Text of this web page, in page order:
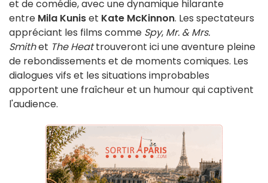
et de comédie, avec une dynamique hilarante
entre Mila Kuniset Kate McKinnon. Les spectateurs
appréciant les films comme Spy, Mr. & Mrs.
Smithet The Heattrouveront ici une aventure pleine
de rebondissements et de moments comiques. Les
dialogues vifs et les situations improbables
apportent une fraîcheur et un humour qui captivent
l'audience.